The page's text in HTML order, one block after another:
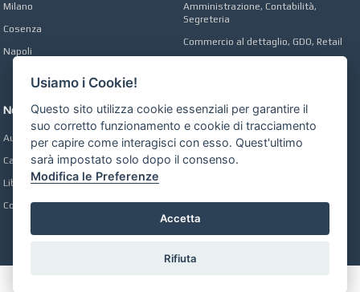
Milano
Cosenza
Napoli
Amministrazione, Contabilità,
Segreteria
Commercio al dettaglio, GDO, Retail
Network
Automobili Online
Case Online
Libri Online
Compravendita
Usiamo i Cookie!
Questo sito utilizza cookie essenziali per garantire il
suo corretto funzionamento e cookie di tracciamento
per capire come interagisci con esso. Quest'ultimo
sarà impostato solo dopo il consenso.
Modifica le Preferenze
Accetta
Rifiuta